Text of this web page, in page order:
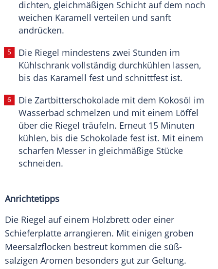
dichten, gleichmäßigen Schicht auf dem noch
weichen Karamell verteilen und sanft
andrücken.
Die Riegel mindestens zwei Stunden im
Kühlschrank vollständig durchkühlen lassen,
bis das Karamell fest und schnittfest ist.
Die Zartbitterschokolade mit dem Kokosöl im
Wasserbad schmelzen und mit einem Löffel
über die Riegel träufeln. Erneut 15 Minuten
kühlen, bis die Schokolade fest ist. Mit einem
scharfen Messer in gleichmäßige Stücke
schneiden.
Anrichtetipps
Die Riegel auf einem Holzbrett oder einer
Schieferplatte arrangieren. Mit einigen groben
Meersalzflocken bestreut kommen die süß-
salzigen Aromen besonders gut zur Geltung.